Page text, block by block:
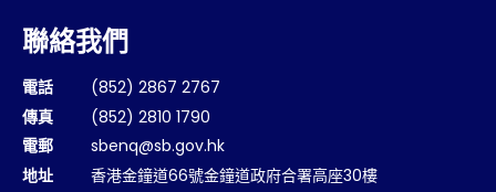
聯絡我們
電話
(852) 2867 2767
傳真
(852) 2810 1790
電郵
sbenq@sb.gov.hk
地址
香港金鐘道66號金鐘道政府合署高座30樓